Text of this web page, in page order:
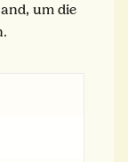
um die